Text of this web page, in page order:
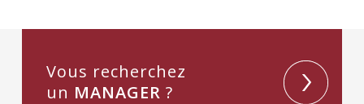
Vous recherchez
un MANAGER ?